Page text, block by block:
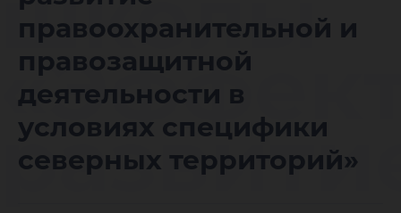
правоохранительной и
правозащитной
деятельности в
условиях специфики
северных территорий»